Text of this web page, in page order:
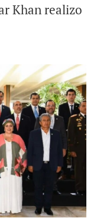
Khan realizo